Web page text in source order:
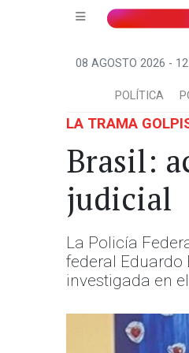
08 AGOSTO 2026 -
POLÍTICA
LA TRAMA
Brasil:
judicial
La Policía
federal Eduardo
investigada en